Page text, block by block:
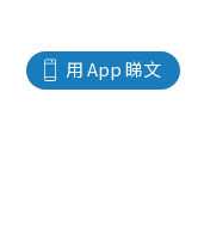
用 App 睇文